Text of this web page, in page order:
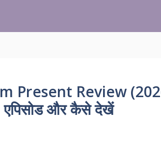
Present Review
एपिसोड और कैसे देखें